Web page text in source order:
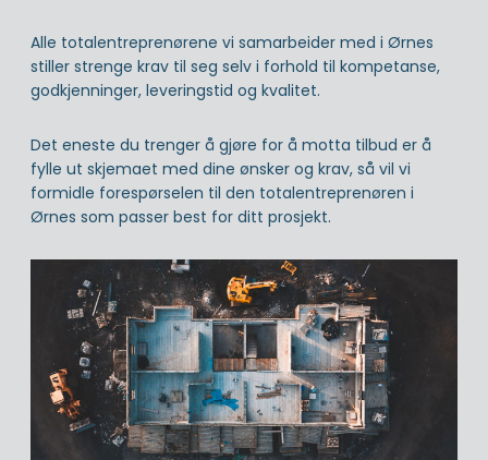
Alle totalentreprenørene vi samarbeider med i Ørnes
stiller strenge krav til seg selv i forhold til kompetanse,
godkjenninger, leveringstid og kvalitet.
Det eneste du trenger å gjøre for å motta tilbud er å
fylle ut skjemaet med dine ønsker og krav, så vil vi
formidle forespørselen til den totalentreprenøren i
Ørnes som passer best for ditt prosjekt.